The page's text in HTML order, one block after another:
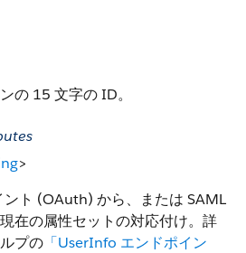
の 15 文字の ID。
>
ト (OAuth) から、または SAML
在の属性セットの対応付け。詳
プの 「UserInfo エンドポイン